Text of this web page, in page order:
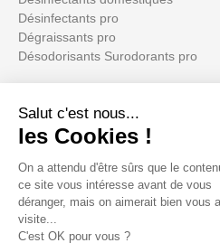
Désinfectants pro
Dégraissants pro
Désodorisants Surodorants pro
Votre compte
Informations